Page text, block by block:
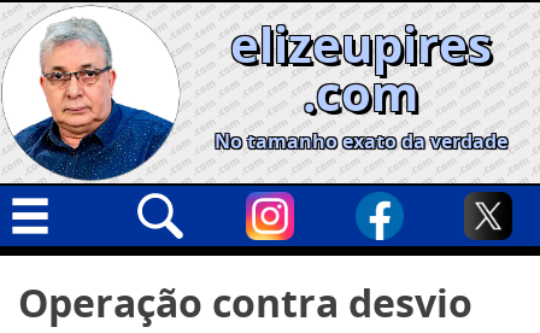
Skip
to
content
elizeupires
.com
No tamanho exato da verdade
Geral
por:
Operação contra desvio